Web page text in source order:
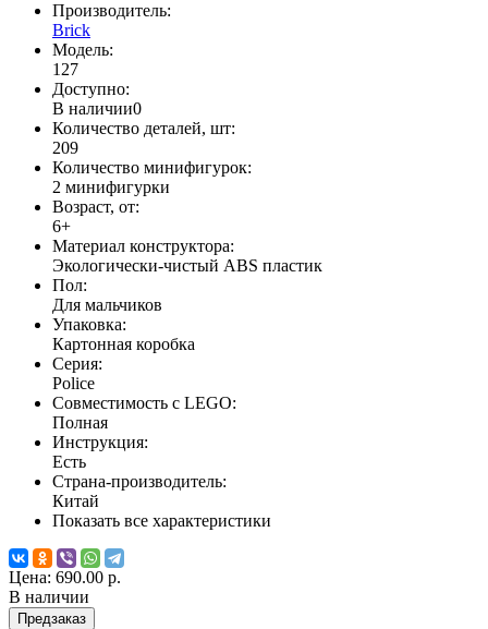
Производитель:
Brick
Модель:
127
Доступно:
В наличии0
Количество деталей, шт:
209
Количество минифигурок:
2 минифигурки
Возраст, от:
6+
Материал конструктора:
Экологически-чистый ABS пластик
Пол:
Для мальчиков
Упаковка:
Картонная коробка
Серия:
Police
Совместимость с LEGO:
Полная
Инструкция:
Есть
Страна-производитель:
Китай
Показать все характеристики
Цена: 690.00 р.
В наличии
Предзаказ